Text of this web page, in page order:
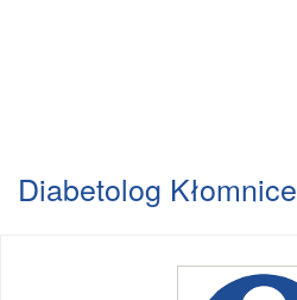
Diabetolog Kłomnice